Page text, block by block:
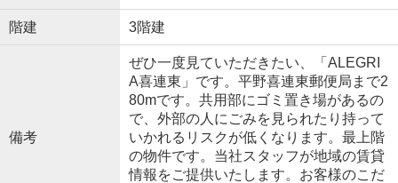
階建 3階建
備考
ぜひ一度見ていただきたい、「ALEGRI
A喜連東」です。平野喜連東郵便局まで2
80mです。共用部にゴミ置き場があるの
で、外部の人にごみを見られたり持って
いかれるリスクが低くなります。最上階
の物件です。当社スタッフが地域の賃貸
情報をご提供いたします。お客様のこだ